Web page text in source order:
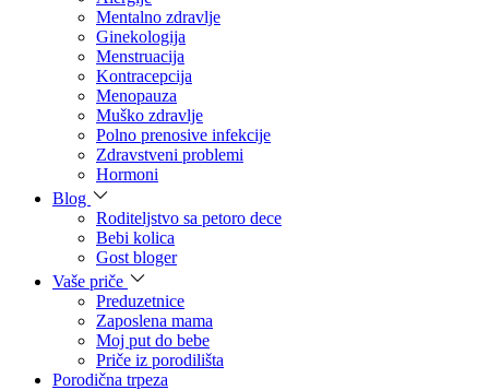
Mentalno zdravlje
Ginekologija
Menstruacija
Kontracepcija
Menopauza
Muško zdravlje
Polno prenosive infekcije
Zdravstveni problemi
Hormoni
Blog
Roditeljstvo sa petoro dece
Bebi kolica
Gost bloger
Vaše priče
Preduzetnice
Zaposlena mama
Moj put do bebe
Priče iz porodilišta
Porodična trpeza